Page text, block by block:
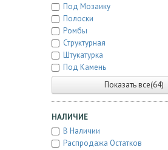
Под Мозаику
Полоски
Ромбы
Структурная
Штукатурка
Под Камень
Показать все(64)
НАЛИЧИЕ
В Наличии
Распродажа Остатков